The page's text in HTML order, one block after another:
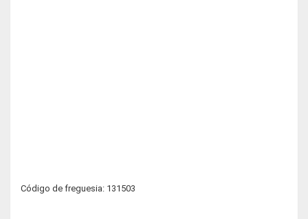
Código de freguesia: 131503